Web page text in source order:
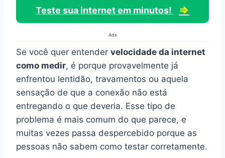
Teste sua internet em minutos!
⇒
Ads
Se você quer entender velocidade da internet
como medir, é porque provavelmente já
enfrentou lentidão, travamentos ou aquela
sensação de que a conexão não está
entregando o que deveria. Esse tipo de
problema é mais comum do que parece, e
muitas vezes passa despercebido porque as
pessoas não sabem como testar corretamente.